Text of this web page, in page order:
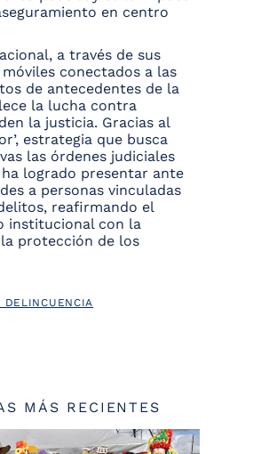
en centro
a través de sus
conectados a las
de antecedentes de la
la lucha contra
la justicia. Gracias al
estrategia que busca
las órdenes judiciales
ha logrado presentar ante
a personas vinculadas
reafirmando el
institucional con la
protección de los
DELINCUENCIA
MÁS RECIENTES